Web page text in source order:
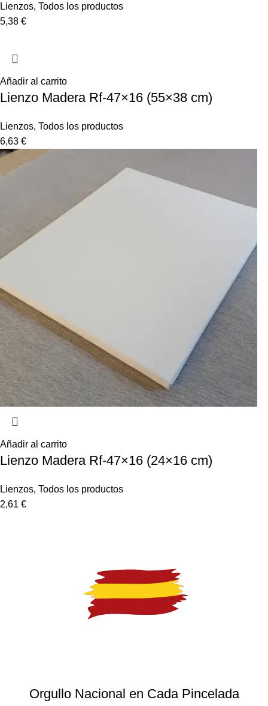
Lienzos, Todos los productos
5,38 €
Añadir al carrito
Lienzo Madera Rf-47×16 (55×38 cm)
Lienzos, Todos los productos
6,63 €
Añadir al carrito
Lienzo Madera Rf-47×16 (24×16 cm)
Lienzos, Todos los productos
2,61 €
Orgullo Nacional en Cada Pincelada